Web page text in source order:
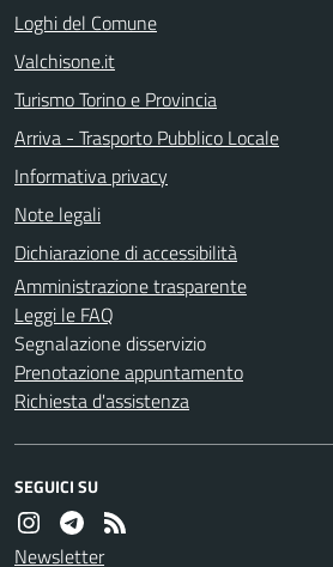
Loghi del Comune
Valchisone.it
Turismo Torino e Provincia
Arriva - Trasporto Pubblico Locale
Informativa privacy
Note legali
Dichiarazione di accessibilità
Amministrazione trasparente
Leggi le FAQ
Segnalazione disservizio
Prenotazione appuntamento
Richiesta d'assistenza
SEGUICI SU
Newsletter